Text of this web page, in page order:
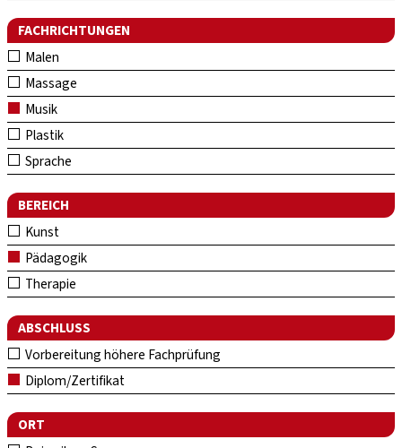
FACHRICHTUNGEN
Malen
Massage
Musik
Plastik
Sprache
BEREICH
Kunst
Pädagogik
Therapie
ABSCHLUSS
Vorbereitung höhere Fachprüfung
Diplom/Zertifikat
ORT